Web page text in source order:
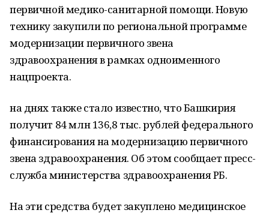
первичной медико-санитарной помощи. Новую
технику закупили по региональной программе
модернизации первичного звена
здравоохранения в рамках одноименного
нацпроекта.
на днях также стало известно, что Башкирия
получит 84 млн 136,8 тыс. рублей федерального
финансирования на модернизацию первичного
звена здравоохранения. Об этом сообщает пресс-
служба министерства здравоохранения РБ.
На эти средства будет закуплено медицинское